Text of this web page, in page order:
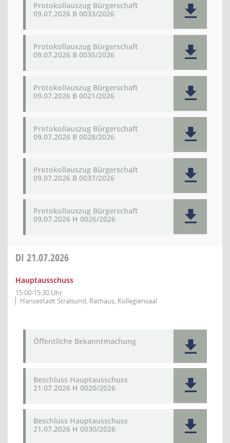
Protokollauszug Bürgerschaft
09.07.2026 B 0033/2026
Protokollauszug Bürgerschaft
09.07.2026 B 0035/2026
Protokollauszug Bürgerschaft
09.07.2026 B 0021/2026
Protokollauszug Bürgerschaft
09.07.2026 B 0028/2026
Protokollauszug Bürgerschaft
09.07.2026 B 0037/2026
Protokollauszug Bürgerschaft
09.07.2026 H 0026/2026
DI 21.07.2026
Hauptausschuss
15:00-15:30 Uhr
Hansestadt Stralsund, Rathaus, Kollegiensaal
Öffentliche Bekanntmachung
Beschluss Hauptausschuss
21.07.2026 H 0020/2026
Beschluss Hauptausschuss
21.07.2026 H 0030/2026